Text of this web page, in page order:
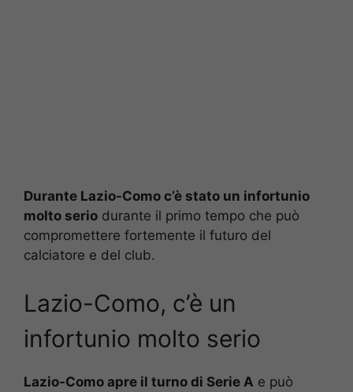
Durante Lazio-Como c’è stato un infortunio
molto serio durante il primo tempo che può
compromettere fortemente il futuro del
calciatore e del club.
Lazio-Como, c’è un
infortunio molto serio
Lazio-Como apre il turno di Serie A e può